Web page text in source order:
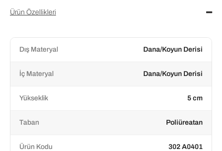
Ürün Özellikleri
Dış Materyal Dana/Koyun Derisi
İç Materyal Dana/Koyun Derisi
Yükseklik 5 cm
Taban Poliüreatan
Ürün Kodu 302 A0401